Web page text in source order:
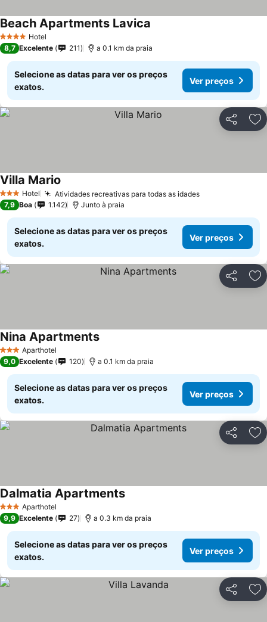
4 EstrelasHotel
Beach Apartments Lavica
8,7 Excelente 211 a 0.1 km da praia
Selecione as datas para ver os preços
exatos.
Ver preços
Partilhar
3 EstrelasHotel Atividades recreativas para todas as idades
Villa Mario
7,9 Boa 1.142 Junto à praia
Selecione as datas para ver os preços
exatos.
Ver preços
Partilhar
3 EstrelasAparthotel
Nina Apartments
9,0 Excelente 120 a 0.1 km da praia
Selecione as datas para ver os preços
exatos.
Ver preços
Partilhar
3 EstrelasAparthotel
Dalmatia Apartments
9,9 Excelente 27 a 0.3 km da praia
Selecione as datas para ver os preços
exatos.
Ver preços
Partilhar